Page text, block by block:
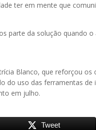
ter em mente que
parte da solução quando
Blanco, que reforçou
do uso das ferramentas de
em julho.
Tweet